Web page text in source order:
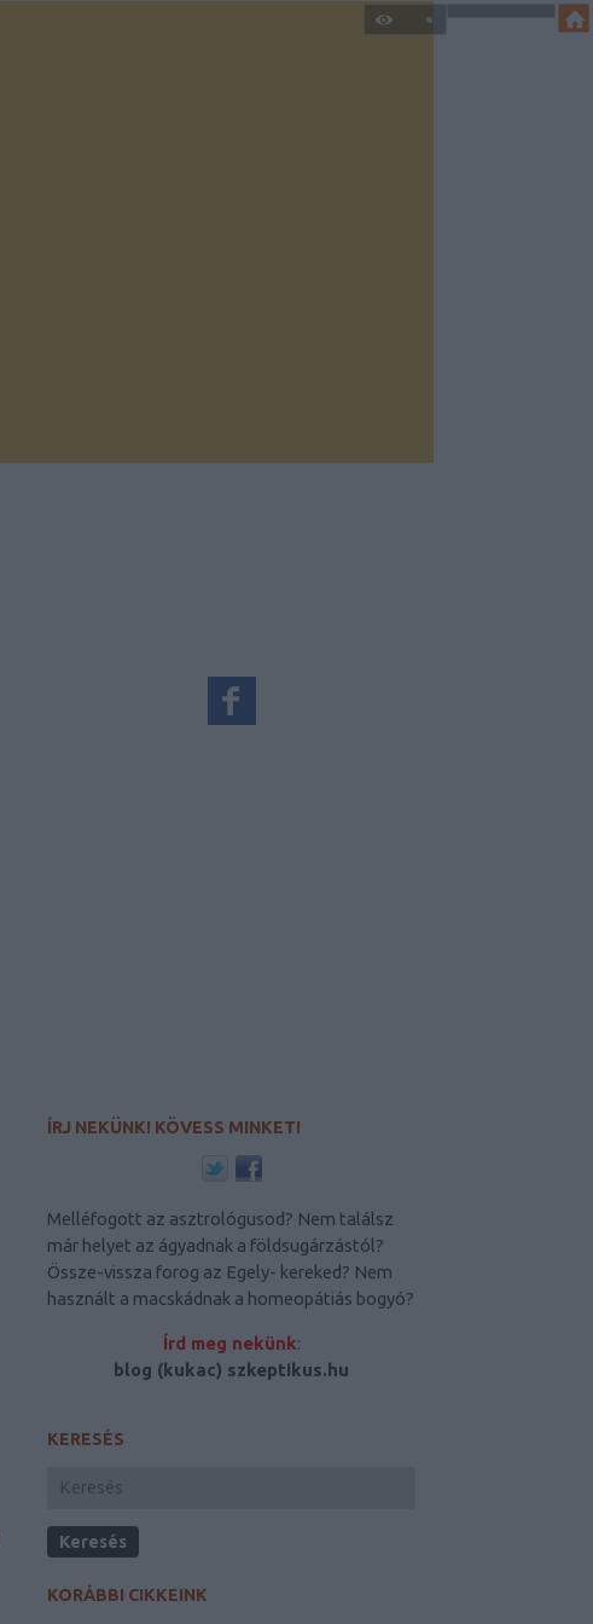
ÍRJ NEKÜNK! KÖVESS MINKET!
Melléfogott az asztrológusod? Nem találsz
már helyet az ágyadnak a földsugárzástól?
Össze-vissza forog az Egely- kereked? Nem
használt a macskádnak a homeopátiás bogyó?
Írd meg nekünk:
blog (kukac) szkeptikus.hu
KERESÉS
KORÁBBI CIKKEINK